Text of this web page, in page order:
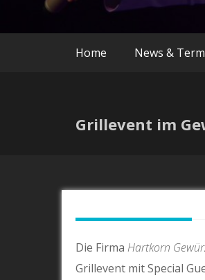
Home News &
Grillevent im
Die Firma Hartkorn
Grillevent mit Special